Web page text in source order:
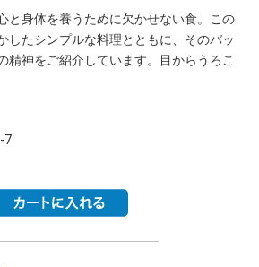
と身体を養うために欠かせない食。この
したシンプルな料理とともに、そのバッ
精神をご紹介しています。目からうろこ
7